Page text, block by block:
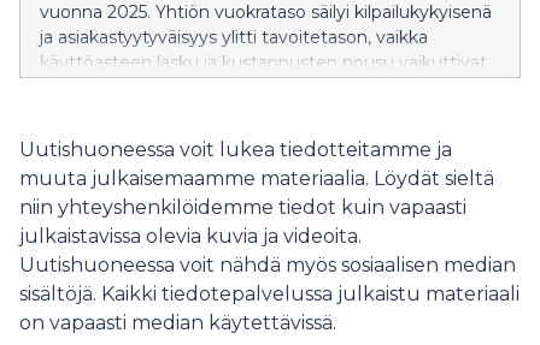
vuonna 2025. Yhtiön vuokrataso säilyi kilpailukykyisenä
ja asiakastyytyväisyys ylitti tavoitetason, vaikka
käyttöasteen lasku ja kustannusten nousu vaikuttivat
Uutishuoneessa voit lukea tiedotteitamme ja
muuta julkaisemaamme materiaalia. Löydät sieltä
niin yhteyshenkilöidemme tiedot kuin vapaasti
julkaistavissa olevia kuvia ja videoita.
Uutishuoneessa voit nähdä myös sosiaalisen median
sisältöjä. Kaikki tiedotepalvelussa julkaistu materiaali
on vapaasti median käytettävissä.